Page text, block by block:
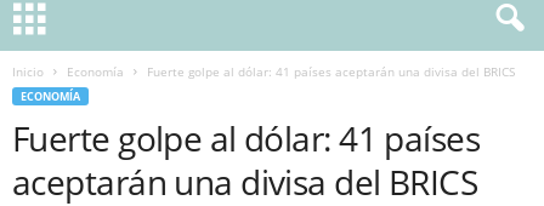
Inicio Economía Fuerte golpe al dólar: 41 países aceptarán una divisa del BRICS
ECONOMÍA
Fuerte golpe al dólar: 41 países
aceptarán una divisa del BRICS